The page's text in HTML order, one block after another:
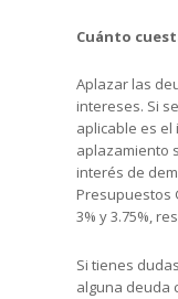
Cuánto
Aplazar las
intereses. Si
aplicable es el
aplazamiento
interés de
Presupuestos
3% y 3.75%,
Si tienes
alguna deuda